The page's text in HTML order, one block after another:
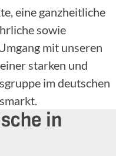
eine ganzheitliche
sowie
mit unseren
starken und
im deutschen
in